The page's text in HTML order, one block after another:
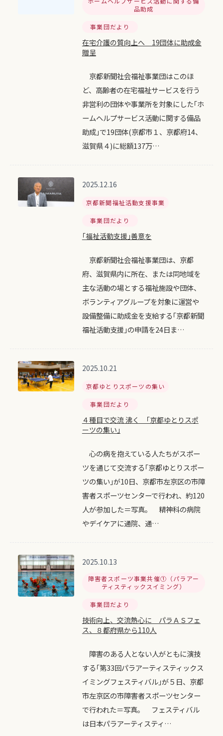
品助成
事業団だより
在宅介護の質向上へ 19団体に助成金
贈呈
京都新聞社会福祉事業団はこのほ
ど、高齢者の在宅福祉サービスを行う
非営利の団体や事業所を対象にした｢ホ
ームヘルプサービス活動に関する備品
助成｣で19団体(京都市１、京都府14、
滋賀県４)に総額137万…
2025.12.16
京都新聞福祉活動支援事業
事業団だより
｢福祉活動支援｣善意を
京都新聞社会福祉事業団は、京都
府、滋賀県内に所在、または同地域を
主な活動の場とする福祉施設や団体、
ボランティアグループを対象に運営や
設備整備に助成金を支給する｢京都新聞
福祉活動支援｣の申請を24日ま…
2025.10.21
京都ゆとりスポーツの集い
事業団だより
４種目で交流 沸く ｢京都ゆとりスポ
ーツの集い｣
心の病を抱えている人たちがスポー
ツを通じて交流する｢京都ゆとりスポー
ツの集い｣が10日、京都市左京区の市障
害者スポーツセンターで行われ、約120
人が参加した＝写真。 精神科の病院
やデイケアに通院、通…
2025.10.13
障害者スポーツ事業共催①（パラアー
ティスティックスイミング）
事業団だより
技術向上、交流熱心に パラＡＳフェ
ス、８都府県から110人
障害のある人とない人がともに演技
する｢第33回パラアーティスティックス
イミングフェスティバル｣が５日、京都
市左京区の市障害者スポーツセンター
で行われた＝写真。 フェスティバル
は日本パラアーティスティ…